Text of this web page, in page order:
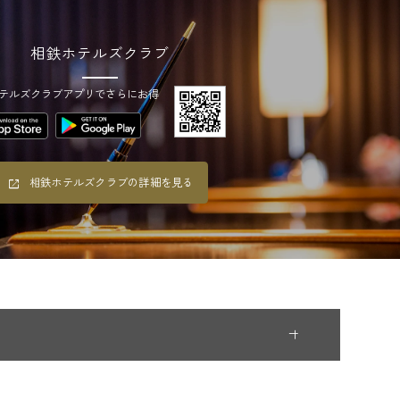
相鉄ホテルズクラブ
ルズクラブアプリでさらにお得
相鉄ホテルズクラブの詳細を見る